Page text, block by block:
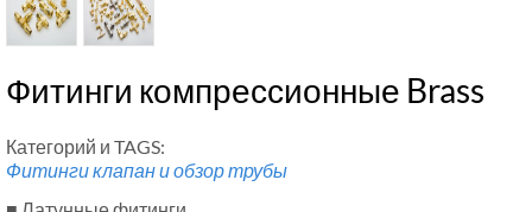
Фитинги компрессионные Brass
Категорий и TAGS:
Фитинги клапан и обзор трубы